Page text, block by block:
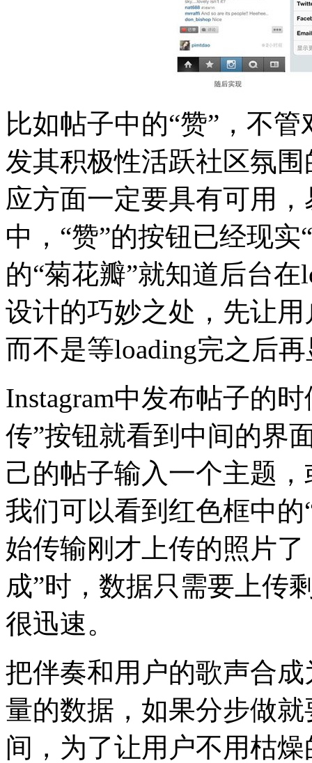
比如帖子中的“赞”，不
发其积极性活跃社区氛
应方面一定要具有可用
中，“赞”的按钮已经现
的“菊花瓣”就知道后台
设计的巧妙之处，先让
而不是等loading完之后
Instagram中发布帖子的
传”按钮就看到中间的界
己的帖子输入一个主题
我们可以看到红色框中
始传输刚才上传的照片
成”时，数据只需要上传
很迅速。
把伴奏和用户的歌声合
量的数据，如果分步做
间，为了让用户不用枯